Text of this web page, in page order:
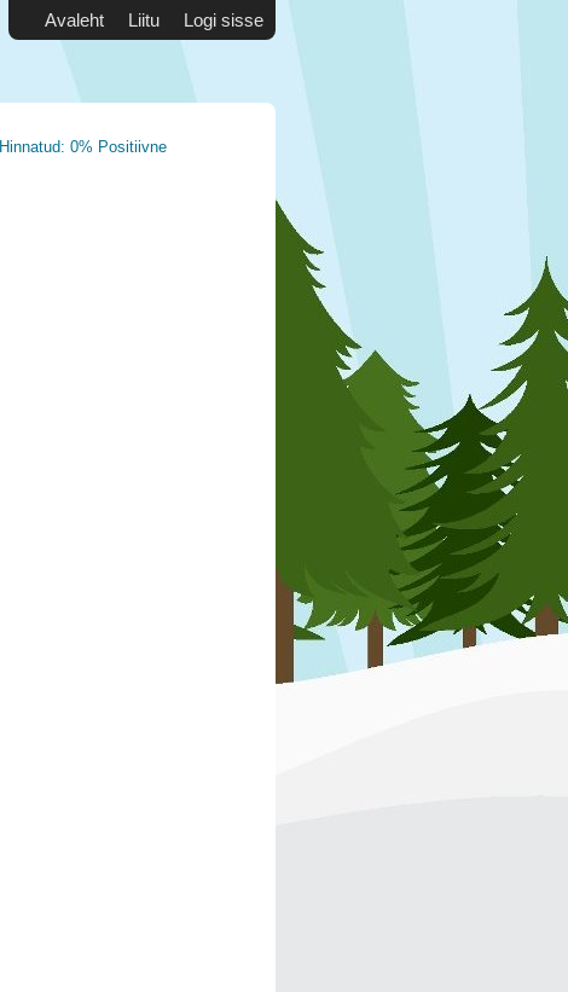
Avaleht Liitu Logi sisse
Hinnatud: 0% Positiivne